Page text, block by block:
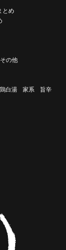
とめ
その他
鶏白湯 家系
旨辛